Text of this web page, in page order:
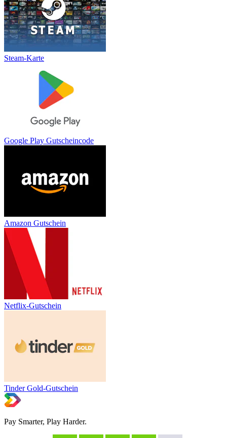
Steam-Karte
Google Play Gutscheincode
Amazon Gutschein
Netflix-Gutschein
Tinder Gold-Gutschein
Pay Smarter, Play Harder.